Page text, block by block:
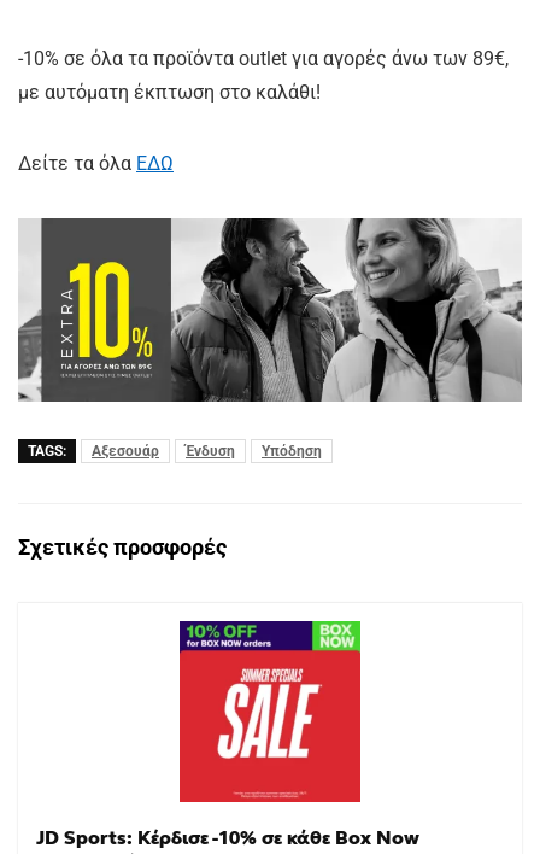
-10% σε όλα τα προϊόντα outlet για αγορές άνω των 89€,
με αυτόματη έκπτωση στο καλάθι!
Δείτε τα όλα ΕΔΩ
TAGS: Αξεσουάρ Ένδυση Υπόδηση
Σχετικές προσφορές
JD Sports: Κέρδισε -10% σε κάθε Box Now